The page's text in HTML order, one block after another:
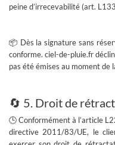
peine d’irrecevabilité (art.
📦 Dès la signature sans
conforme. ciel-de-pluie.fr
pas été émises au moment de
🔄 5. Droit de
🕒 Conformément à l’article
directive 2011/83/UE, le